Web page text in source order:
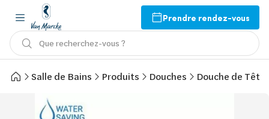
Prendre rendez-vous
Que recherchez-vous ?
Salle de Bains Produits Douches Douche de Tête